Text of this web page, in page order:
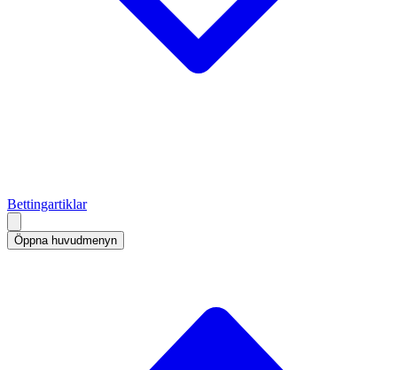
Bettingartiklar
Öppna huvudmenyn